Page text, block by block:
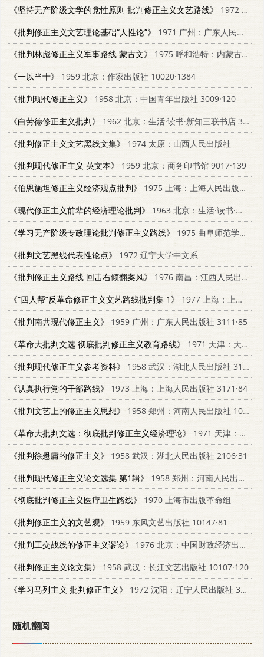
《坚持无产阶级文学的党性原则 批判修正主义文艺路线》
1972 合肥：安徽人民出版社 3102.307
《批判修正主义文艺理论基础“人性论”》
1971 广州：广东人民出版社 3111·114
《批判林彪修正主义军事路线 蒙古文》
1975 呼和浩特：内蒙古人民出版社 M5089·02
《一以当十》
1959 北京：作家出版社 10020·1384
《批判现代修正主义》
1958 北京：中国青年出版社 3009·120
《白劳德修正主义批判》
1962 北京：生活·读书·新知三联书店 3002·76
《批判修正主义文艺黑线文集》
1974 太原：山西人民出版社
《批判现代修正主义 英文本》
1959 北京：商务印书馆 9017·139
《伯恩施坦修正主义经济观点批判》
1975 上海：上海人民出版社 4171·49
《现代修正主义前辈的经济理论批判》
1963 北京：生活·读书·新知三联书店 4002·201
《学习无产阶级专政理论批判修正主义路线》
1975 曲阜师范学院宣传组
《批判文艺黑线代表性论点》
1972 辽宁大学中文系
《批判修正主义路线 回击右倾翻案风》
1976 南昌：江西人民出版社 311065
《“四人帮”反革命修正主义文艺路线批判集 1》
1977 上海：上海人民出版社 10171·673
《批判南共现代修正主义》
1959 广州：广东人民出版社 3111·85
《革命大批判文选 彻底批判修正主义教育路线》
1971 天津：天津人民出版社 3072·167
《批判现代修正主义参考资料》
1958 武汉：湖北人民出版社 3106·119
《认真执行党的干部路线》
1973 上海：上海人民出版社 3171·84
《批判文艺上的修正主义思想》
1958 郑州：河南人民出版社 10105·213
《革命大批判文选：彻底批判修正主义经济理论》
1971 天津：天津人民出版社 3072·165
《批判徐懋庸的修正主义》
1958 武汉：湖北人民出版社 2106·31
《批判现代修正主义论文选集 第1辑》
1958 郑州：河南人民出版社 3105·52
《彻底批判修正主义医疗卫生路线》
1970 上海市出版革命组
《批判修正主义的文艺观》
1959 东风文艺出版社 10147·81
《批判工交战线的修正主义谬论》
1976 北京：中国财政经济出版社 3166·022
《批判修正主义论文集》
1958 武汉：长江文艺出版社 10107·120
《学习马列主义 批判修正主义》
1972 沈阳：辽宁人民出版社 3909·156
随机翻阅